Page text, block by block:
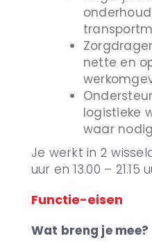
nette en
logistieke
waar
Je werkt in 2
uur en 13.00 – 21.15
Functie-eisen
Wat breng je mee?